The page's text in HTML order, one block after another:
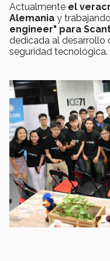
Actualmente el
Alemania y
engineer" para
dedicada al desarrollo
seguridad tecnológica.